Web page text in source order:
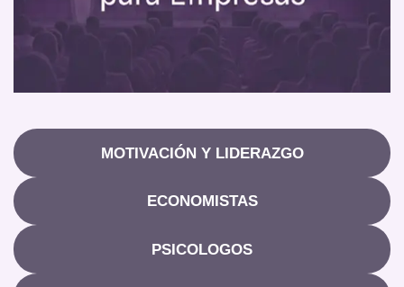
MOTIVACIÓN Y LIDERAZGO
ECONOMISTAS
PSICOLOGOS